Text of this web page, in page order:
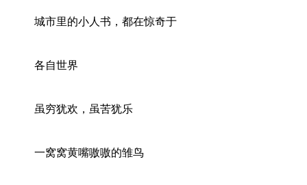
城市里的小人书，都在惊奇于
各自世界
虽穷犹欢，虽苦犹乐
一窝窝黄嘴嗷嗷的雏鸟